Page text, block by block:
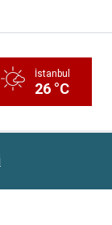
İstanbul
26 °C